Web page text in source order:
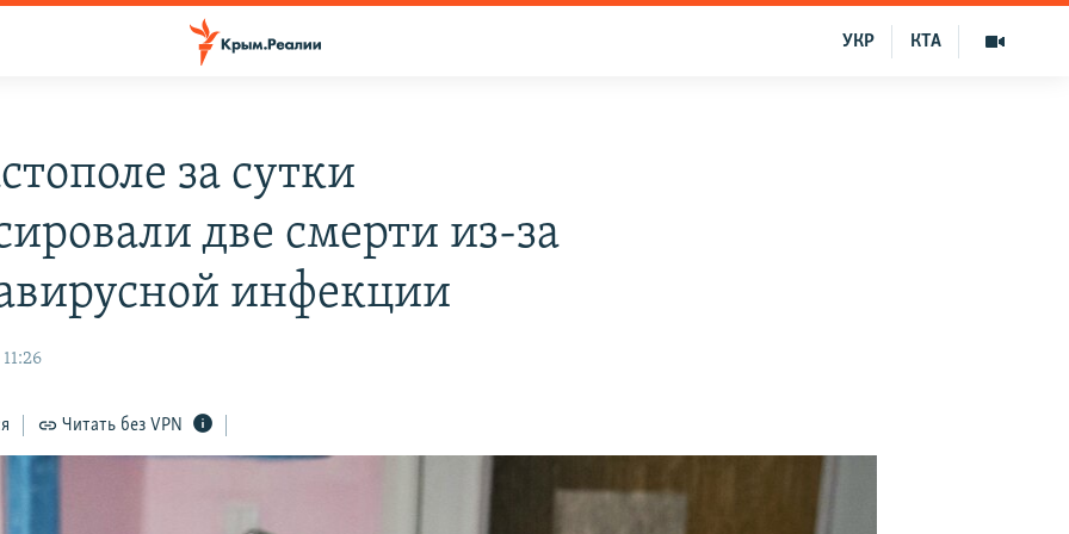
КТА
УКР
за сутки
две смерти из-за
инфекции
Читать без VPN